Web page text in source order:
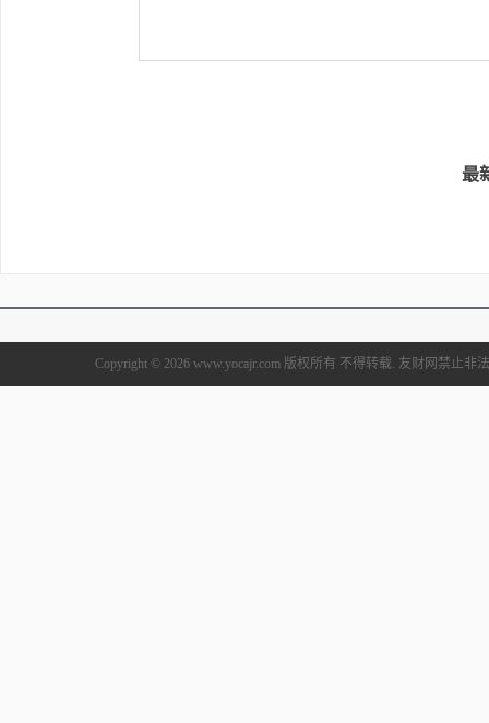
最
Copyright © 2026 www.yocajr.com 版权所有 不得转载. 友财网禁止非